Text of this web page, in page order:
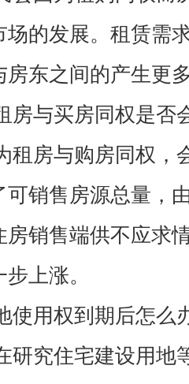
场的发展。租赁需
房东之间的产生更
房与买房同权是否
租房与购房同权，
可销售房源总量，
房销售端供不应求
上涨。
使用权到期后怎么
研究住宅建设用地